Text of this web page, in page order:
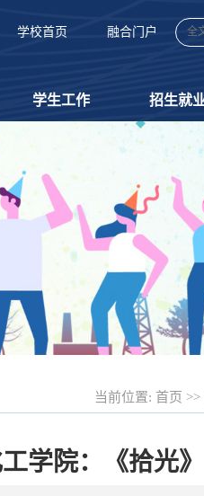
学校首页 融合门户
学生工作 招生就
当前位置: 首页 >>
学院：《拾光》